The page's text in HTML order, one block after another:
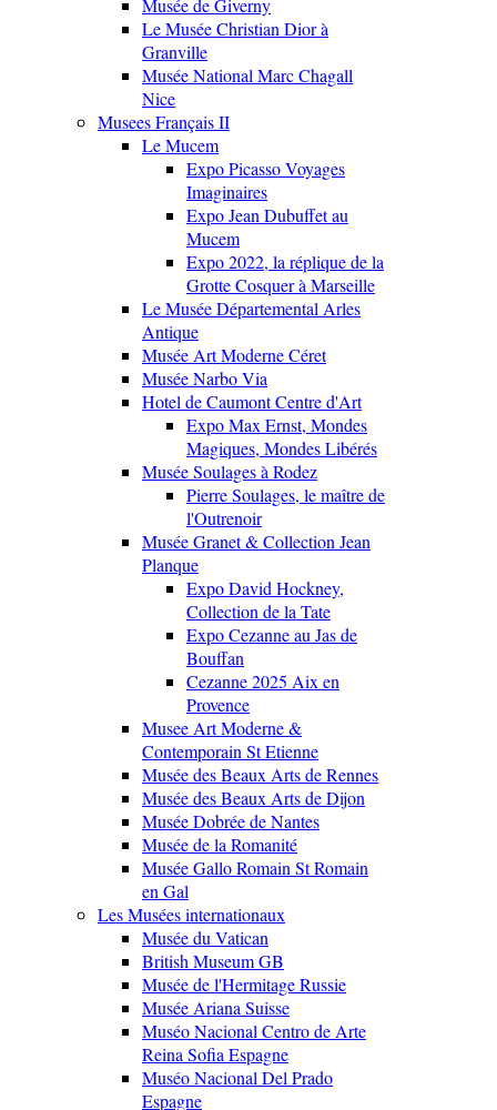
Musée de Giverny
Le Musée Christian Dior à
Granville
Musée National Marc Chagall
Nice
Musees Français II
Le Mucem
Expo Picasso Voyages
Imaginaires
Expo Jean Dubuffet au
Mucem
Expo 2022, la réplique de la
Grotte Cosquer à Marseille
Le Musée Départemental Arles
Antique
Musée Art Moderne Céret
Musée Narbo Via
Hotel de Caumont Centre d'Art
Expo Max Ernst, Mondes
Magiques, Mondes Libérés
Musée Soulages à Rodez
Pierre Soulages, le maître de
l'Outrenoir
Musée Granet & Collection Jean
Planque
Expo David Hockney,
Collection de la Tate
Expo Cezanne au Jas de
Bouffan
Cezanne 2025 Aix en
Provence
Musee Art Moderne &
Contemporain St Etienne
Musée des Beaux Arts de Rennes
Musée des Beaux Arts de Dijon
Musée Dobrée de Nantes
Musée de la Romanité
Musée Gallo Romain St Romain
en Gal
Les Musées internationaux
Musée du Vatican
British Museum GB
Musée de l'Hermitage Russie
Musée Ariana Suisse
Muséo Nacional Centro de Arte
Reina Sofia Espagne
Muséo Nacional Del Prado
Espagne